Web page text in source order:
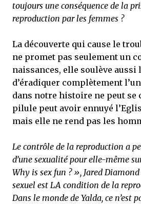
toujours une conséquence de la
reproduction par les femmes ?
La découverte qui cause le
ne promet pas seulement un
naissances, elle soulève
d’éradiquer complètement
dans notre histoire ne peut se
pilule peut avoir ennuyé
mais elle ne rend pas les
Le contrôle de la reproduction a
d’une sexualité pour elle-même
Why is sex fun ? », Jared
sexuel est LA condition de la
Dans le monde de Yalda, ce n’est